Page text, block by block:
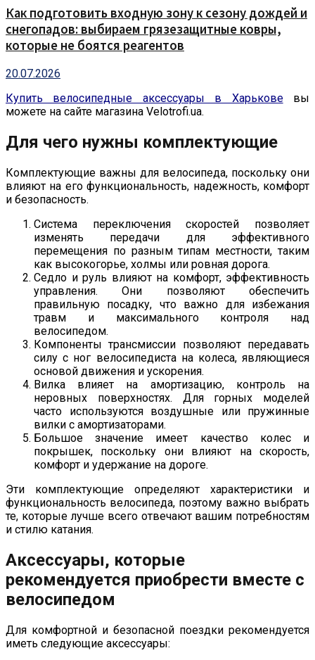
Как подготовить входную зону к сезону дождей и
снегопадов: выбираем грязезащитные ковры,
которые не боятся реагентов
20.07.2026
Купить велосипедные аксессуары в Харьковевы
можете на сайте магазина Velotrofi.ua.
Для чего нужны комплектующие
Комплектующие важны для велосипеда, поскольку они
влияют на его функциональность, надежность, комфорт
и безопасность.
Система переключения скоростей позволяет
изменять передачи для эффективного
перемещения по разным типам местности, таким
как высокогорье, холмы или ровная дорога.
Седло и руль влияют на комфорт, эффективность
управления. Они позволяют обеспечить
правильную посадку, что важно для избежания
травм и максимального контроля над
велосипедом.
Компоненты трансмиссии позволяют передавать
силу с ног велосипедиста на колеса, являющиеся
основой движения и ускорения.
Вилка влияет на амортизацию, контроль на
неровных поверхностях. Для горных моделей
часто используются воздушные или пружинные
вилки с амортизаторами.
Большое значение имеет качество колес и
покрышек, поскольку они влияют на скорость,
комфорт и удержание на дороге.
Эти комплектующие определяют характеристики и
функциональность велосипеда, поэтому важно выбрать
те, которые лучше всего отвечают вашим потребностям
и стилю катания.
Аксессуары, которые
рекомендуется приобрести вместе с
велосипедом
Для комфортной и безопасной поездки рекомендуется
иметь следующие аксессуары: